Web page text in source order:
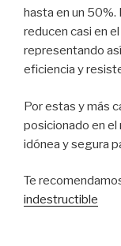
hasta en un
reducen casi en
representando
eficiencia y
Por estas y más
posicionado en
idónea y segura
Te
indestructible